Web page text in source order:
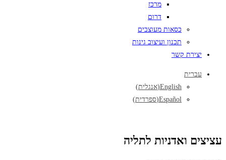
מרכז
דרום
כסאות מעוצבים
תכנון ועיצוב גינות
יצירת קשר
עברית
English
(אנגלית)
Español
(ספרדית)
עציצים ואדניות לתליה